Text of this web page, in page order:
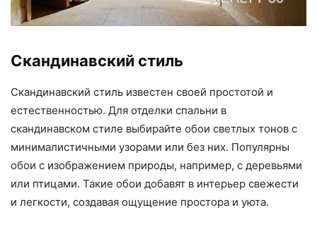
Скандинавский стиль
Скандинавский стиль известен своей простотой и
естественностью. Для отделки спальни в
скандинавском стиле выбирайте обои светлых тонов с
минималистичными узорами или без них. Популярны
обои с изображением природы, например, с деревьями
или птицами. Такие обои добавят в интерьер свежести
и легкости, создавая ощущение простора и уюта.